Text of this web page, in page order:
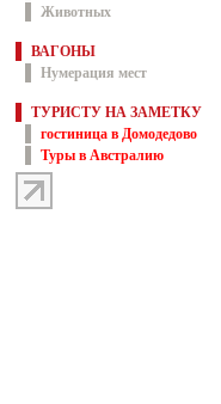
Животных
ВАГОНЫ
Нумерация мест
ТУРИСТУ НА ЗАМЕТКУ
гостиница в Домодедово
Туры в Австралию